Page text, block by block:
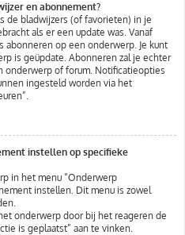
en abonnement?
de bladwijzers (of favorieten) in je
als er een update was. Vanaf
abonneren op een onderwerp. Je kunt
is geüpdate. Abonneren zal je echter
onderwerp of forum. Notificatieopties
ingesteld worden via het
instellen op specifieke
in het menu “Onderwerp
instellen. Dit menu is zowel
onderwerp door bij het reageren de
is geplaatst” aan te vinken.